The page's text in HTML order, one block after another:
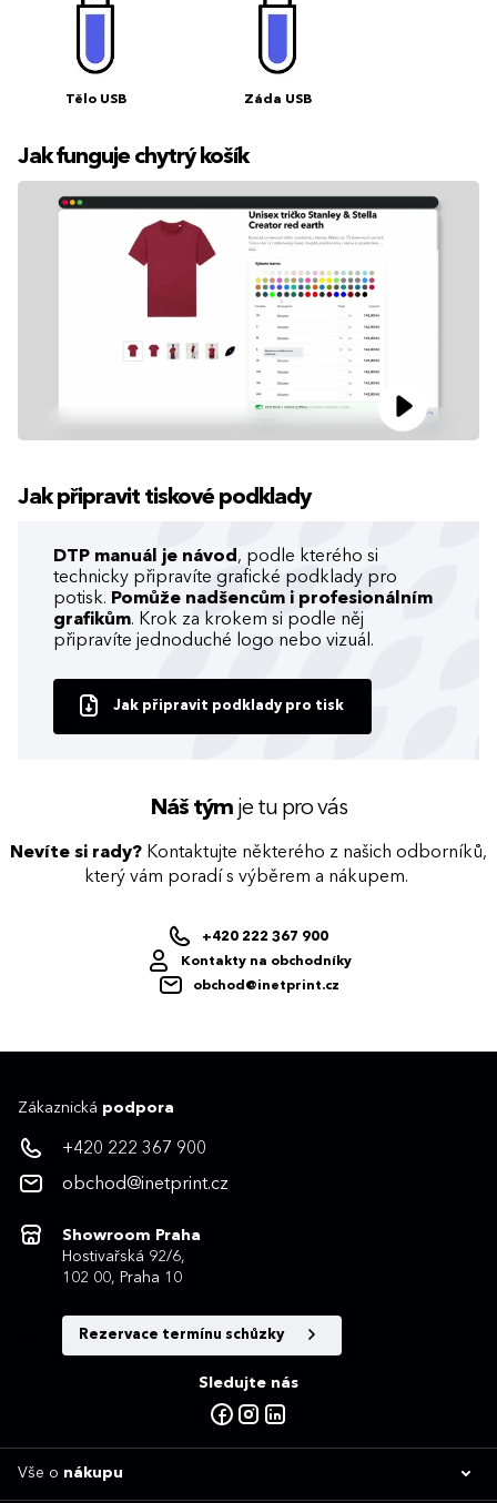
Tělo USB Záda USB
Jak funguje chytrý košík
Jak připravit tiskové podklady
DTP manuál je návod , podle kterého si
technicky připravíte grafické podklady pro
potisk. Pomůže nadšencům i profesionálním
grafikům. Krok za krokem si podle něj
připravíte jednoduché logo nebo vizuál.
Jak připravit podklady pro tisk
Náš týmje tu pro vás
Nevíte si rady? Kontaktujte některého z našich odborníků,
který vám poradí s výběrem a nákupem.
+420 222 367 900
Kontakty na obchodníky
obchod@inetprint.cz
Zákaznická podpora
+420 222 367 900
obchod@inetprint.cz
Showroom Praha
Hostivařská 92/6,
102 00, Praha 10
Rezervace termínu schůzky
Sledujte nás
Vše o nákupu